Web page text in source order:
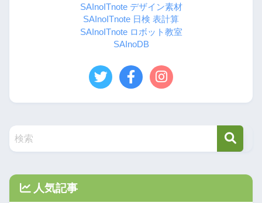
SAInoITnote デザイン素材
SAInoITnote 日検 表計算
SAInoITnote ロボット教室
SAInoDB
人気記事